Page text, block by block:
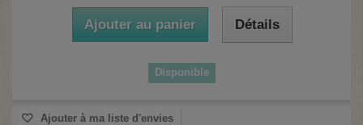
Ajouter au panier Détails
Disponible
Ajouter à ma liste d'envies